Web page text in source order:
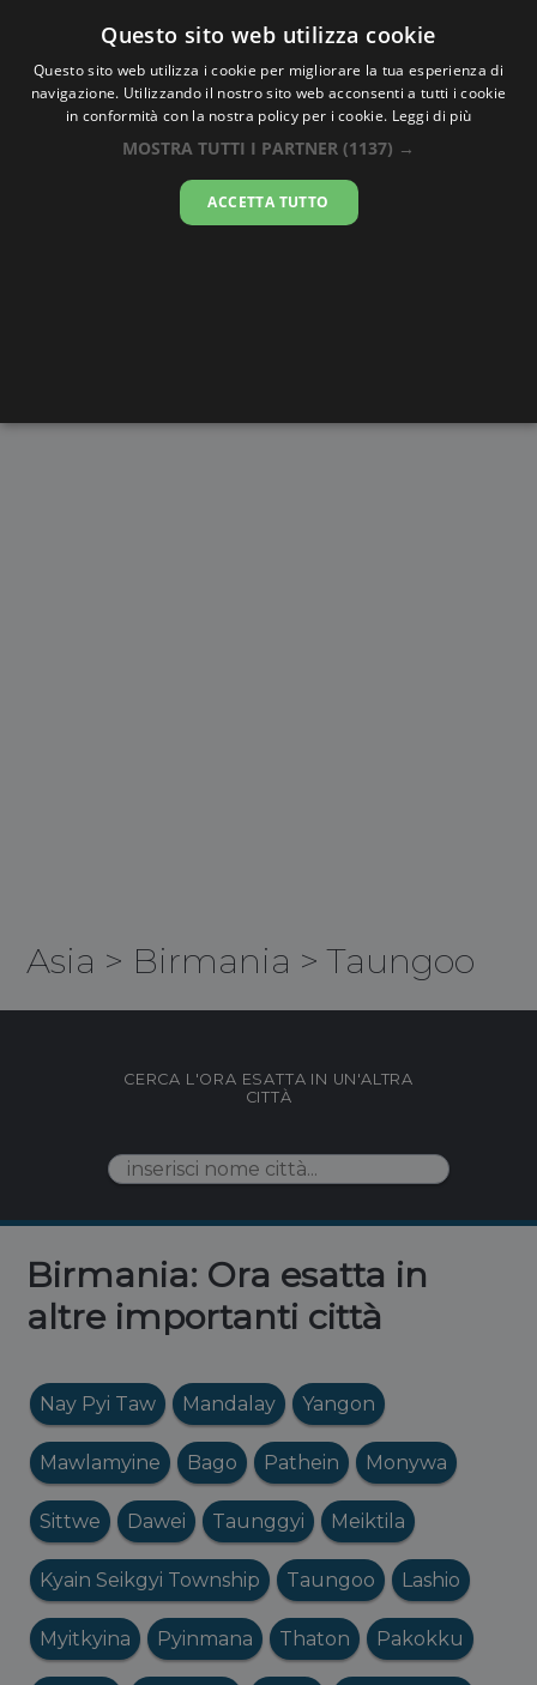
Oraesatta.co
Ora EsattaTaungoo
11:05:37
Asia > Birmania >Taungoo
CERCA L'ORA ESATTA IN UN'ALTRA
CITTÀ
Birmania: Ora esatta in
altre importanti città
Nay Pyi Taw Mandalay Yangon
Mawlamyine Bago Pathein Monywa
Sittwe Dawei Taunggyi Meiktila
Kyain Seikgyi Township Taungoo Lashio
Myitkyina Pyinmana Thaton Pakokku
Questo sito web utilizza cookie
Questo sito web utilizza i cookie per migliorare la tua esperienza di
navigazione. Utilizzando il nostro sito web acconsenti a tutti i cookie
in conformità con la nostra policy per i cookie. Leggi di più
MOSTRA TUTTI I PARTNER (1137) →
ACCETTA TUTTO